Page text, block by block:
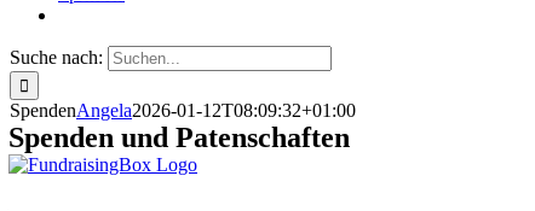
Suche nach:
SpendenAngela2026-01-12T08:09:32+01:00
Spenden und Patenschaften